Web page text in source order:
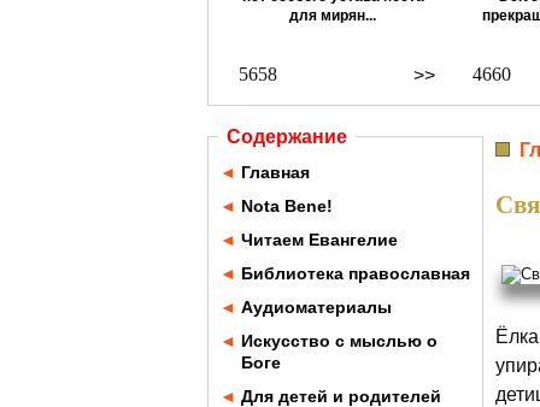
для мирян...
>>
5658 4660
Содержание
◄ Главная
◄ Nota Bene!
◄ Читаем Евангелие
◄ Библиотека православная
◄ Аудиоматериалы
◄ Искусство с мыслью о
Боге
◄ Для детей и родителей